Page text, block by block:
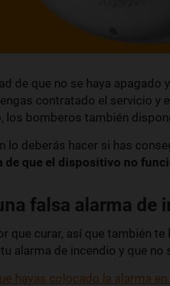
de que no se haya apagado
contratado el servicio y
los bomberos también
lo deberás hacer si has
de que el dispositivo no
falsa alarma de
que curar, así que también
alarma de incendio y que no
hayas colocado la alarma